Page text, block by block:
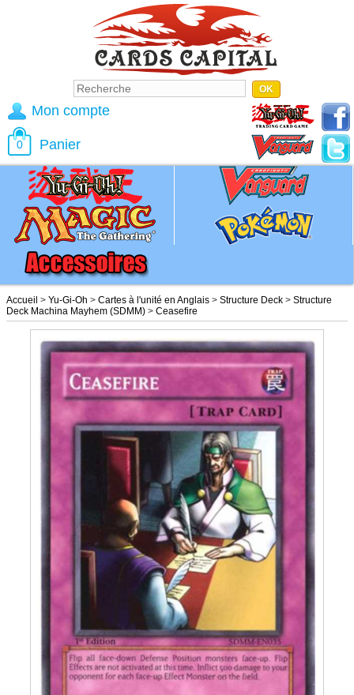
Accueil > Yu-Gi-Oh > Cartes à l'unité en Anglais > Structure Deck > Structure
Deck Machina Mayhem (SDMM) > Ceasefire
Mon compte
0 Panier